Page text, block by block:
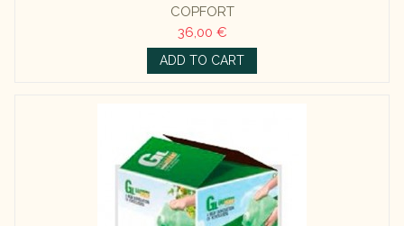
COPFORT
36,00 €
ADD TO CART